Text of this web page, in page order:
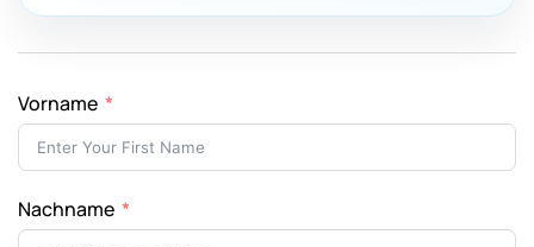
Vorname
Nachname